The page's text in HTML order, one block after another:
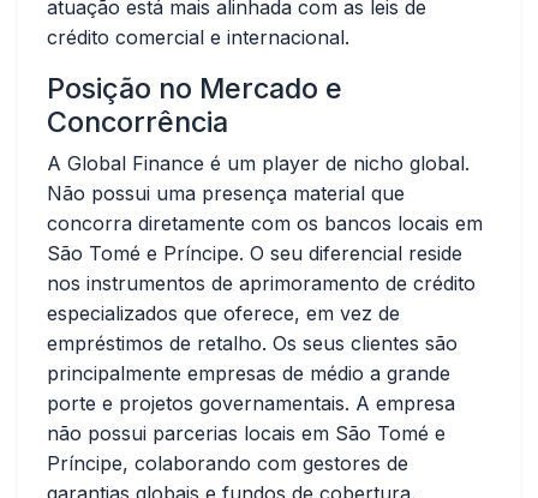
atuação está mais alinhada com as leis de
crédito comercial e internacional.
Posição no Mercado e
Concorrência
A Global Finance é um player de nicho global.
Não possui uma presença material que
concorra diretamente com os bancos locais em
São Tomé e Príncipe. O seu diferencial reside
nos instrumentos de aprimoramento de crédito
especializados que oferece, em vez de
empréstimos de retalho. Os seus clientes são
principalmente empresas de médio a grande
porte e projetos governamentais. A empresa
não possui parcerias locais em São Tomé e
Príncipe, colaborando com gestores de
garantias globais e fundos de cobertura.